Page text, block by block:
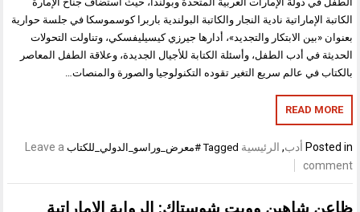
الكاتبة الإماراتية نادية النجار والكاتبة البولندية باربرا كوسموسكا في جلسة حوارية
بعنوان «بين الابتكار والتجديد»، أدارها جيرزي كيسيليفسكي، وتناولت التحولات
الحديثة في أدب الطفل، وأسئلة الكتابة للأجيال الجديدة، وعلاقة الطفل المعاصر
بالكتاب في عالم سريع التغير تقوده التكنولوجيا والصورة والمنصات…
READ MORE
Posted in أدب, الرئيسية Tagged #معرض_وراسو_الدولي_للكتاب Leave a
comment
ظاعن شاهين وويت شوستاك: الرواية الإماراتية